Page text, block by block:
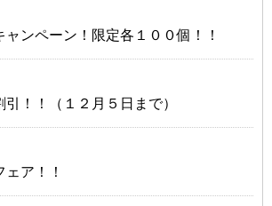
ンペーン！限定各１００個！！
！！（１２月５日まで）
ア！！